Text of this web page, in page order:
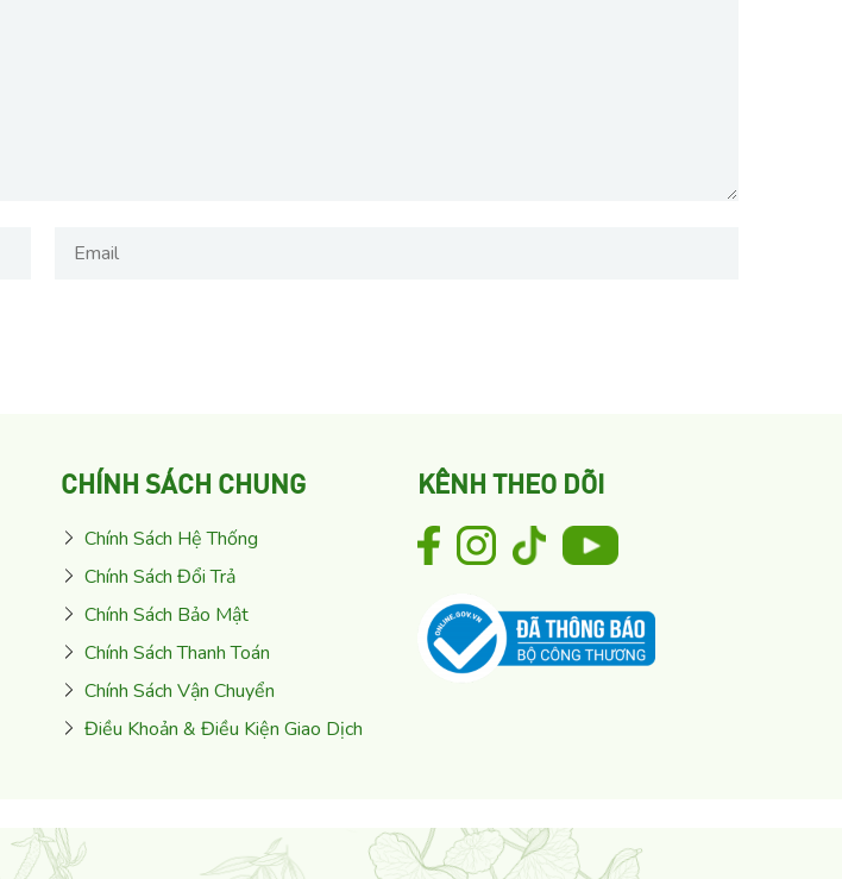
CHÍNH SÁCH CHUNG
Chính Sách Hệ Thống
Chính Sách Đổi Trả
Chính Sách Bảo Mật
Chính Sách Thanh Toán
Chính Sách Vận Chuyển
Điều Khoản & Điều Kiện Giao Dịch
KÊNH THEO DÕI